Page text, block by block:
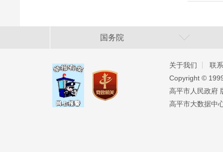
国务院
关于我们
联
Copyright ©️
高平市人民政府
高平市大数据